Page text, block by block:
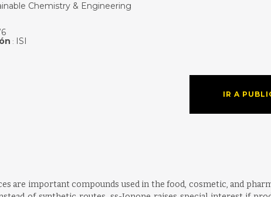
Chemistry & Engineering
: ISI
IR A
are important compounds used in the food, cosmetic, and